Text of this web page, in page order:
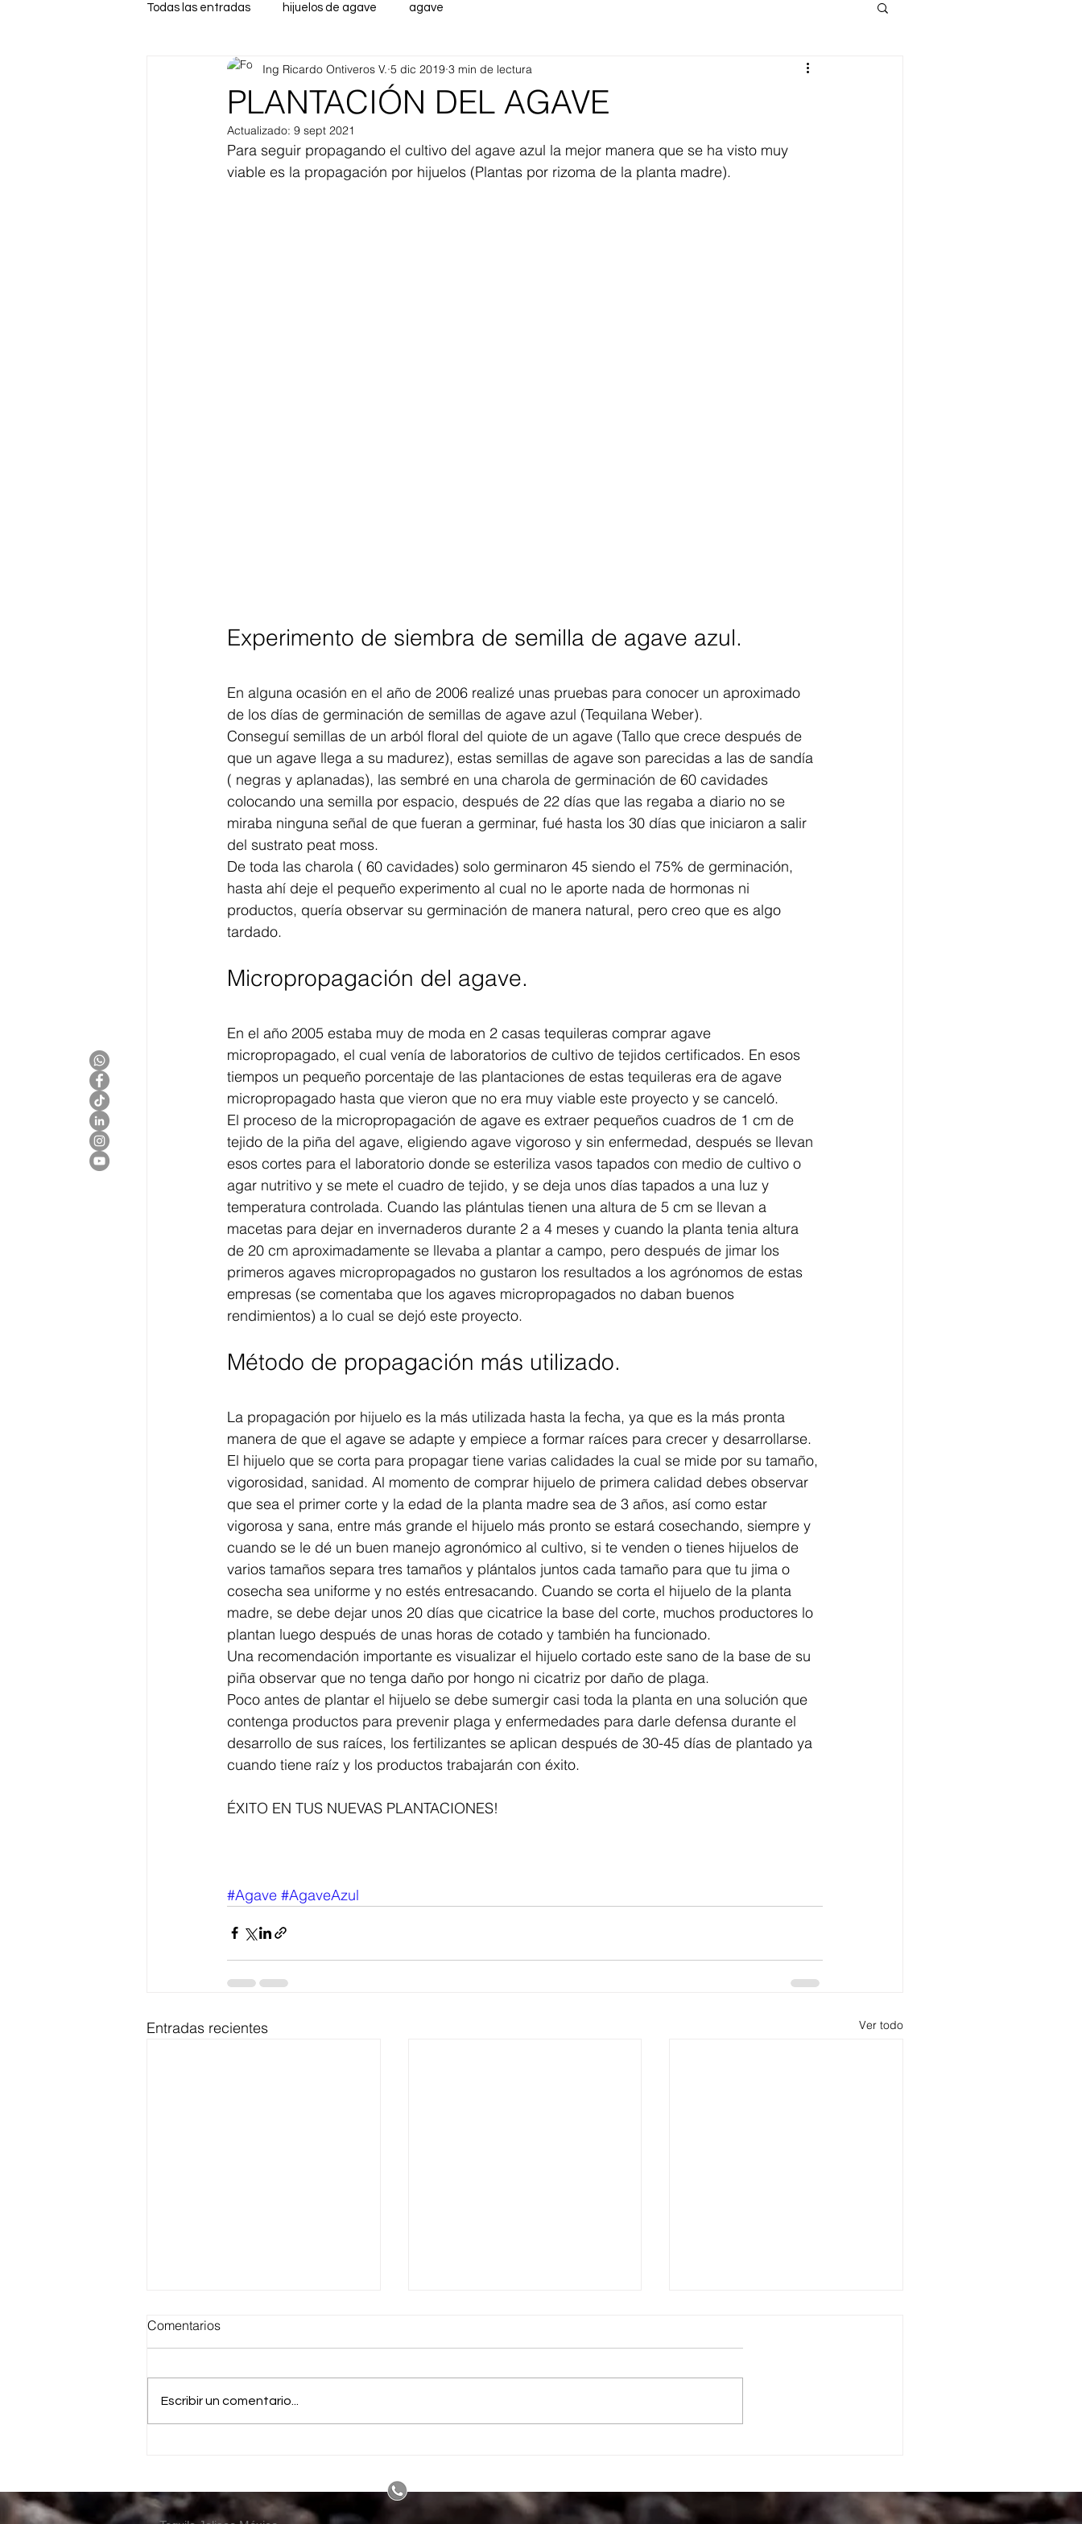
Todas las entradas hijuelos de agave agave
PLANTACIÓN DEL AGAVE
Ing Ricardo Ontiveros V. 5 dic 2019 3 min de lectura
Actualizado: 9 sept 2021
Para seguir propagando el cultivo del agave azul la mejor manera que se ha visto muy
viable es la propagación por hijuelos (Plantas por rizoma de la planta madre).
Experimento de siembra de semilla de agave azul.
En alguna ocasión en el año de 2006 realizé unas pruebas para conocer un aproximado
de los días de germinación de semillas de agave azul (Tequilana Weber).
Conseguí semillas de un arból floral del quiote de un agave (Tallo que crece después de
que un agave llega a su madurez), estas semillas de agave son parecidas a las de sandía
( negras y aplanadas), las sembré en una charola de germinación de 60 cavidades
colocando una semilla por espacio, después de 22 días que las regaba a diario no se
miraba ninguna señal de que fueran a germinar, fué hasta los 30 días que iniciaron a salir
del sustrato peat moss.
De toda las charola ( 60 cavidades) solo germinaron 45 siendo el 75% de germinación,
hasta ahí deje el pequeño experimento al cual no le aporte nada de hormonas ni
productos, quería observar su germinación de manera natural, pero creo que es algo
tardado.
Micropropagación del agave.
En el año 2005 estaba muy de moda en 2 casas tequileras comprar agave
micropropagado, el cual venía de laboratorios de cultivo de tejidos certificados. En esos
tiempos un pequeño porcentaje de las plantaciones de estas tequileras era de agave
micropropagado hasta que vieron que no era muy viable este proyecto y se canceló.
El proceso de la micropropagación de agave es extraer pequeños cuadros de 1 cm de
tejido de la piña del agave, eligiendo agave vigoroso y sin enfermedad, después se llevan
esos cortes para el laboratorio donde se esteriliza vasos tapados con medio de cultivo o
agar nutritivo y se mete el cuadro de tejido, y se deja unos días tapados a una luz y
temperatura controlada. Cuando las plántulas tienen una altura de 5 cm se llevan a
macetas para dejar en invernaderos durante 2 a 4 meses y cuando la planta tenia altura
de 20 cm aproximadamente se llevaba a plantar a campo, pero después de jimar los
primeros agaves micropropagados no gustaron los resultados a los agrónomos de estas
empresas (se comentaba que los agaves micropropagados no daban buenos
rendimientos) a lo cual se dejó este proyecto.
Método de propagación más utilizado.
La propagación por hijuelo es la más utilizada hasta la fecha, ya que es la más pronta
manera de que el agave se adapte y empiece a formar raíces para crecer y desarrollarse.
El hijuelo que se corta para propagar tiene varias calidades la cual se mide por su tamaño,
vigorosidad, sanidad. Al momento de comprar hijuelo de primera calidad debes observar
que sea el primer corte y la edad de la planta madre sea de 3 años, así como estar
vigorosa y sana, entre más grande el hijuelo más pronto se estará cosechando, siempre y
cuando se le dé un buen manejo agronómico al cultivo, si te venden o tienes hijuelos de
varios tamaños separa tres tamaños y plántalos juntos cada tamaño para que tu jima o
cosecha sea uniforme y no estés entresacando. Cuando se corta el hijuelo de la planta
madre, se debe dejar unos 20 días que cicatrice la base del corte, muchos productores lo
plantan luego después de unas horas de cotado y también ha funcionado.
Una recomendación importante es visualizar el hijuelo cortado este sano de la base de su
piña observar que no tenga daño por hongo ni cicatriz por daño de plaga.
Poco antes de plantar el hijuelo se debe sumergir casi toda la planta en una solución que
contenga productos para prevenir plaga y enfermedades para darle defensa durante el
desarrollo de sus raíces, los fertilizantes se aplican después de 30-45 días de plantado ya
cuando tiene raíz y los productos trabajarán con éxito.
ÉXITO EN TUS NUEVAS PLANTACIONES!
#Agave #AgaveAzul
Entradas recientes Ver todo
Comentarios
Escribir un comentario...